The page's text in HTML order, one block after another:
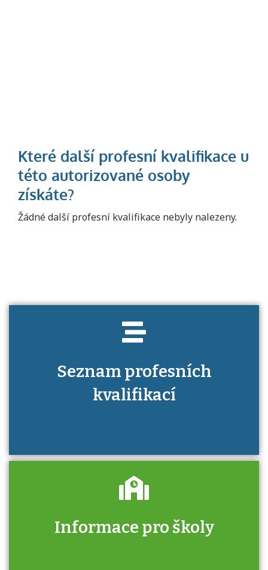
Žádné další profesní kvalifikace nebyly nalezeny.
Seznam profesních
kvalifikací
Projděte si seznam profesních kvalifikací.
Informace pro školy
Zjistěte, jak se přihlásit ke zkoušce a kde